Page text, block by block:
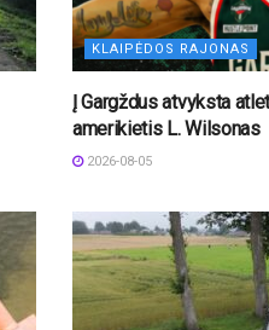
KLAIPĖDOS RAJONAS
Į Gargždus atvyksta
amerikietis L. Wilsonas
2026-08-05